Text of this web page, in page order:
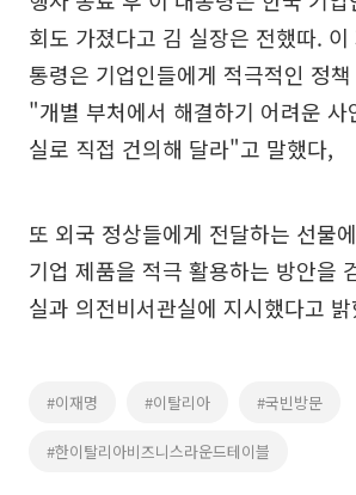
회도 가졌다고 김 실장은 전했따.
통령은 기업인들에게 적극적인 정
"개별 부처에서 해결하기 어려운 사
실로 직접 건의해 달라"고 말했다,
또 외국 정상들에게 전달하는 선물
기업 제품을 적극 활용하는 방안을
실과 의전비서관실에 지시했다고
#이재명 #이탈리아 #국빈방문
#한이탈리아비즈니스라운드테이블